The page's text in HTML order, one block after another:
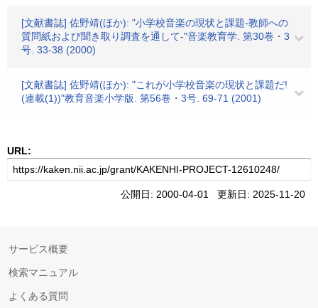
[文献書誌] 佐野靖(ほか): "小学校音楽の現状と課題-教師への
質問紙および聞き取り調査を通して-"音楽教育学. 第30巻・3
号. 33-38 (2000)
[文献書誌] 佐野靖(ほか): "これが小学校音楽の現状と課題だ!
(連載(1))"教育音楽小学版. 第56巻・3号. 69-71 (2001)
URL:
公開日: 2000-04-01 更新日: 2025-11-20
サービス概要
検索マニュアル
よくある質問